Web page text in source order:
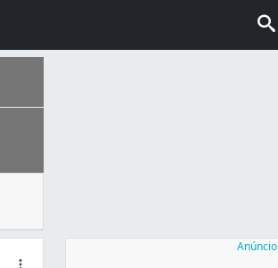
Anúncio